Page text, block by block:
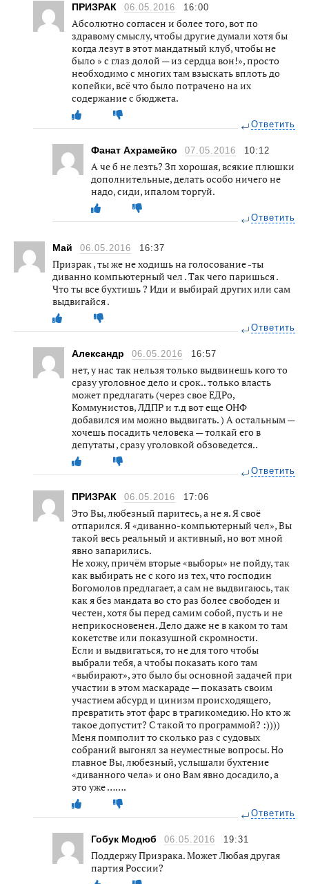
ПРИЗРАК 06.05.2016 16:00
Абсолютно согласен и более того, вот по
здравому смыслу, чтобы другие думали хотя бы
когда лезут в этот мандатный клуб, чтобы не
было » с глаз долой — из сердца вон!», просто
необходимо с многих там взыскать вплоть до
копейки, всё что было потрачено на их
содержание с бюджета.
Ответить
Фанат Ахрамейко 07.05.2016 10:12
А че б не лезть? Зп хорошая, всякие плюшки
дополнительные, делать особо ничего не
надо, сиди, ипалом торгуй.
Ответить
Май 06.05.2016 16:37
Призрак , ты же не ходишь на голосование -ты
диванно компьютерный чел . Так чего паришься .
Что ты все бухтишь ? Иди и выбирай других или сам
выдвигайся .
Ответить
Александр 06.05.2016 16:57
нет, у нас так нельзя только выдвинешь кого то
сразу уголовное дело и срок.. только власть
может предлагать (через свое ЕДРо,
Коммунистов, ЛДПР и т.д вот еще ОНФ
добавился им можно выдвигать. ) А остальным —
хочешь посадить человека — толкай его в
депутаты , сразу уголовкой обзоведется..
Ответить
ПРИЗРАК 06.05.2016 17:06
Это Вы, любезный паритесь, а не я. Я своё
отпарился. Я «диванно-компьютерный чел», Вы
такой весь реальный и активный, но вот мной
явно запарились.
Не хожу, причём вторые «выборы» не пойду, так
как выбирать не с кого из тех, что господин
Богомолов предлагает, а сам не выдвигаюсь, так
как я без мандата во сто раз более свободен и
честен, хотя бы перед самим собой, пусть и не
неприкосновенен. Дело даже не в каком то там
кокетстве или показушной скромности.
Если и выдвигаться, то не для того чтобы
выбрали тебя, а чтобы показать кого там
«выбирают», это было бы основной задачей при
участии в этом маскараде — показать своим
участием абсурд и цинизм происходящего,
превратить этот фарс в трагикомедию. Но кто ж
такое допустит? С такой то программой? :))))
Меня помполит то сколько раз с судовых
собраний выгонял за неуместные вопросы. Но
главное Вы, любезный, услышали бухтение
«диванного чела» и оно Вам явно досадило, а
это уже …….
Ответить
Гобук Модюб 06.05.2016 19:31
Поддержу Призрака. Может Любая другая
партия России?